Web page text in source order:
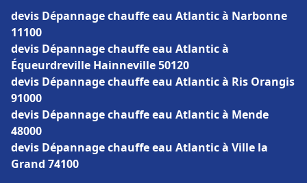
devis Dépannage chauffe eau Atlantic à Narbonne
11100
devis Dépannage chauffe eau Atlantic à
Équeurdreville Hainneville 50120
devis Dépannage chauffe eau Atlantic à Ris Orangis
91000
devis Dépannage chauffe eau Atlantic à Mende
48000
devis Dépannage chauffe eau Atlantic à Ville la
Grand 74100